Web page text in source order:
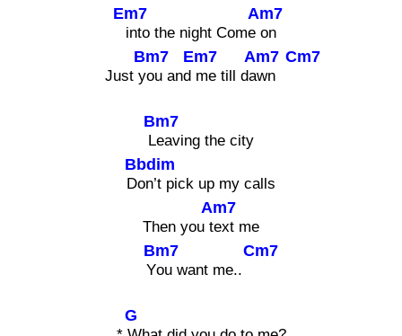
Em7
into the night Come
Am7
on
Just y
Bm7
ou and
Em7
me till da
Am7
wn
Cm7
L
Bm7
eaving the city
D
Bbdim
on’t pick up my calls
Then you t
Am7
ext me
Y
Bm7
ou want me..
Cm7
G